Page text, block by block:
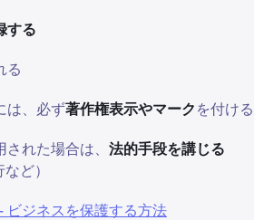
する
る
は、必ず著作権表示やマークを付ける
れた場合は、 法的手段を講じる
ど）
ビジネスを保護する方法